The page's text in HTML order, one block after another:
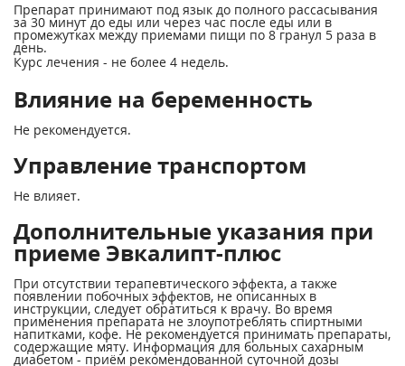
Препарат принимают под язык до полного рассасывания
за 30 минут до еды или через час после еды или в
промежутках между приемами пищи по 8 гранул 5 раза в
день.
Курс лечения - не более 4 недель.
Влияние на беременность
Не рекомендуется.
Управление транспортом
Не влияет.
Дополнительные указания при
приеме Эвкалипт-плюс
При отсутствии терапевтического эффекта, а также
появлении побочных эффектов, не описанных в
инструкции, следует обратиться к врачу. Во время
применения препарата не злоупотреблять спиртными
напитками, кофе. Не рекомендуется принимать препараты,
содержащие мяту. Информация для больных сахарным
диабетом - приём рекомендованной суточной дозы